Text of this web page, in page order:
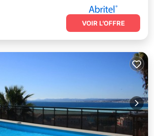
VOIR L’OFFRE